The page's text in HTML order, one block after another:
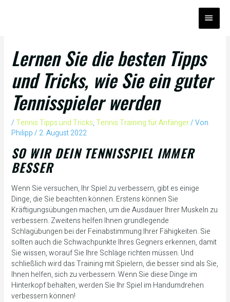
Lernen Sie die besten Tipps
und Tricks, wie Sie ein guter
Tennisspieler werden
/Tennis Tipps und Tricks,Tennis Training für Anfänger/ Von
Philipp/ 2. August 2022
SO WIR DEIN TENNISSPIEL IMMER
BESSER
Wenn Sie versuchen, Ihr Spiel zu verbessern, gibt es einige
Dinge, die Sie beachten können. Erstens können Sie
Kräftigungsübungen machen, um die Ausdauer Ihrer Muskeln zu
verbessern. Zweitens helfen Ihnen grundlegende
Schlagübungen bei der Feinabstimmung Ihrer Fähigkeiten. Sie
sollten auch die Schwachpunkte Ihres Gegners erkennen, damit
Sie wissen, worauf Sie Ihre Schläge richten müssen. Und
schließlich wird das Training mit Spielern, die besser sind als Sie,
Ihnen helfen, sich zu verbessern. Wenn Sie diese Dinge im
Hinterkopf behalten, werden Sie Ihr Spiel im Handumdrehen
verbessern können!